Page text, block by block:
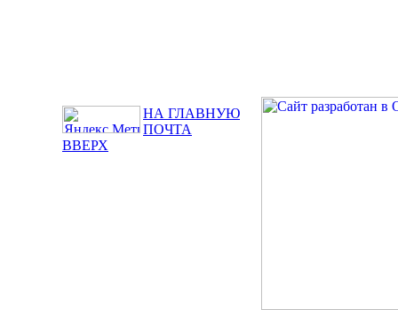
НА ГЛАВНУЮ
ПОЧТА
ВВЕРХ